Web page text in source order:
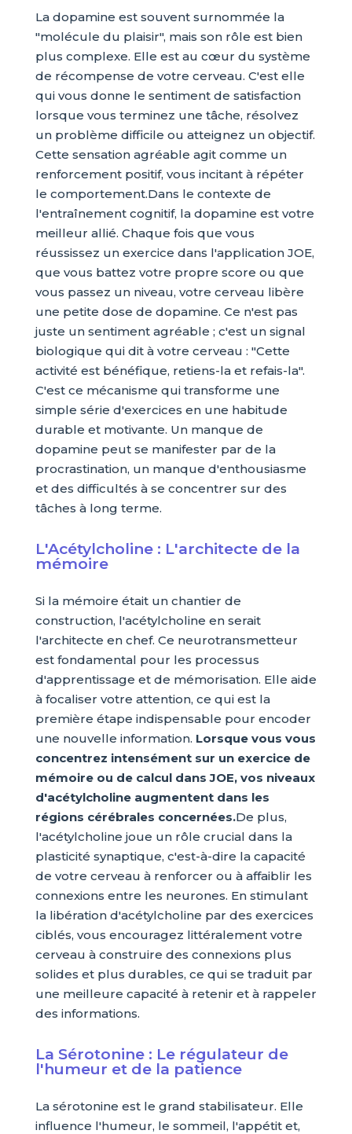
La dopamine est souvent surnommée la
"molécule du plaisir", mais son rôle est bien
plus complexe. Elle est au cœur du système
de récompense de votre cerveau. C'est elle
qui vous donne le sentiment de satisfaction
lorsque vous terminez une tâche, résolvez
un problème difficile ou atteignez un objectif.
Cette sensation agréable agit comme un
renforcement positif, vous incitant à répéter
le comportement.Dans le contexte de
l'entraînement cognitif, la dopamine est votre
meilleur allié. Chaque fois que vous
réussissez un exercice dans l'application JOE,
que vous battez votre propre score ou que
vous passez un niveau, votre cerveau libère
une petite dose de dopamine. Ce n'est pas
juste un sentiment agréable ; c'est un signal
biologique qui dit à votre cerveau : "Cette
activité est bénéfique, retiens-la et refais-la".
C'est ce mécanisme qui transforme une
simple série d'exercices en une habitude
durable et motivante. Un manque de
dopamine peut se manifester par de la
procrastination, un manque d'enthousiasme
et des difficultés à se concentrer sur des
tâches à long terme.
L'Acétylcholine : L'architecte de la
mémoire
Si la mémoire était un chantier de
construction, l'acétylcholine en serait
l'architecte en chef. Ce neurotransmetteur
est fondamental pour les processus
d'apprentissage et de mémorisation. Elle aide
à focaliser votre attention, ce qui est la
première étape indispensable pour encoder
une nouvelle information. Lorsque vous vous
concentrez intensément sur un exercice de
mémoire ou de calcul dans JOE, vos niveaux
d'acétylcholine augmentent dans les
régions cérébrales concernées.De plus,
l'acétylcholine joue un rôle crucial dans la
plasticité synaptique, c'est-à-dire la capacité
de votre cerveau à renforcer ou à affaiblir les
connexions entre les neurones. En stimulant
la libération d'acétylcholine par des exercices
ciblés, vous encouragez littéralement votre
cerveau à construire des connexions plus
solides et plus durables, ce qui se traduit par
une meilleure capacité à retenir et à rappeler
des informations.
La Sérotonine : Le régulateur de
l'humeur et de la patience
La sérotonine est le grand stabilisateur. Elle
influence l'humeur, le sommeil, l'appétit et,